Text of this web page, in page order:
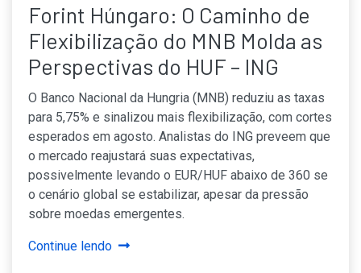
Forint Húngaro: O Caminho de
Flexibilização do MNB Molda as
Perspectivas do HUF – ING
O Banco Nacional da Hungria (MNB) reduziu as taxas
para 5,75% e sinalizou mais flexibilização, com cortes
esperados em agosto. Analistas do ING preveem que
o mercado reajustará suas expectativas,
possivelmente levando o EUR/HUF abaixo de 360 se
o cenário global se estabilizar, apesar da pressão
sobre moedas emergentes.
Continue lendo